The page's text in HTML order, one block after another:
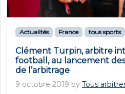
Actualités France tous sports
Clément Turpin, arbitre
football, au lancement
de l’arbitrage
9 octobre 2019 by Tous